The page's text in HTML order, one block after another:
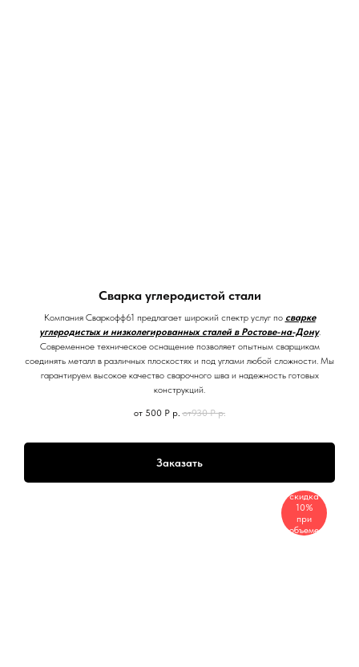
Сварка углеродистой стали
Компания Сваркофф61 предлагает широкий спектр услуг по сварке
углеродистых и низколегированных сталей в Ростове-на-Дону.
Современное техническое оснащение позволяет опытным сварщикам
соединять металл в различных плоскостях и под углами любой сложности. Мы
гарантируем высокое качество сварочного шва и надежность готовых
конструкций.
от 500 Р р. от930 Р р.
Заказать
скидка
10%
при
объеме